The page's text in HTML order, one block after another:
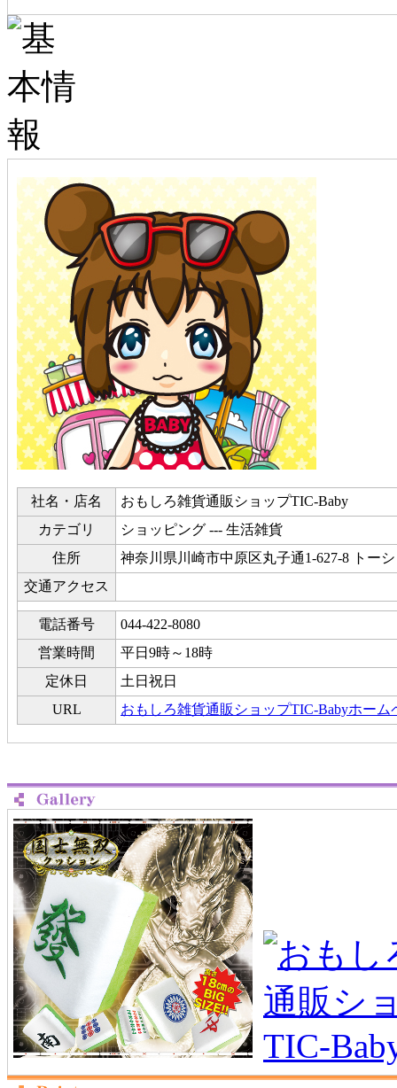
社名・店名
おもしろ雑貨通販ショップTIC-Baby
カテゴリ
ショッピング --- 生活雑貨
住所
神奈川県川崎市中原区丸子通1-627-8 トー
交通アクセス
電話番号
044-422-8080
営業時間
平日9時～18時
定休日
土日祝日
URL
おもしろ雑貨通販ショップTIC-Babyホーム